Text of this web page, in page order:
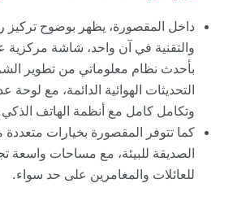
داخل المقصورة، يظهر بوضوح تركيز
والتقنية في آن واحد، شاشة مركزية
بأحدث نظام معلوماتي من تطوير
التحديثات الهوائية الدائمة، مع لوحة
وتكامل كامل مع أنظمة الهاتف
كما تتوفر المقصورة بخيارات متعددة
الصديقة للبيئة، مع مساحات واسعة
للعائلات والمغامرين على حد سواء.